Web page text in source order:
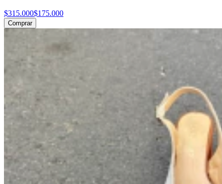
$315.000$175.000
Comprar